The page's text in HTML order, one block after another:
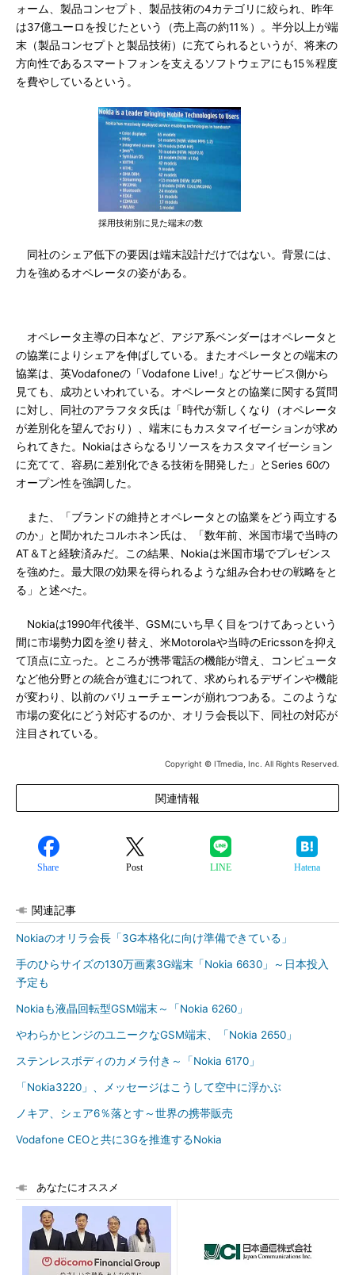
ォーム、製品コンセプト、製品技術の4カテゴリに絞られ、昨年
は37億ユーロを投じたという（売上高の約11％）。半分以上が端
末（製品コンセプトと製品技術）に充てられるというが、将来の
方向性であるスマートフォンを支えるソフトウェアにも15％程度
を費やしているという。
採用技術別に見た端末の数
同社のシェア低下の要因は端末設計だけではない。背景には、
力を強めるオペレータの姿がある。
オペレータ主導の日本など、アジア系ベンダーはオペレータと
の協業によりシェアを伸ばしている。またオペレータとの端末の
協業は、英Vodafoneの「Vodafone Live!」などサービス側から
見ても、成功といわれている。オペレータとの協業に関する質問
に対し、同社のアラフタタ氏は「時代が新しくなり（オペレータ
が差別化を望んでおり）、端末にもカスタマイゼーションが求め
られてきた。Nokiaはさらなるリソースをカスタマイゼーション
に充てて、容易に差別化できる技術を開発した」とSeries 60の
オープン性を強調した。
また、「ブランドの維持とオペレータとの協業をどう両立する
のか」と聞かれたコルホネン氏は、「数年前、米国市場で当時の
AT＆Tと経験済みだ。この結果、Nokiaは米国市場でプレゼンス
を強めた。最大限の効果を得られるような組み合わせの戦略をと
る」と述べた。
Nokiaは1990年代後半、GSMにいち早く目をつけてあっという
間に市場勢力図を塗り替え、米Motorolaや当時のEricssonを抑え
て頂点に立った。ところが携帯電話の機能が増え、コンピュータ
など他分野との統合が進むにつれて、求められるデザインや機能
が変わり、以前のバリューチェーンが崩れつつある。このような
市場の変化にどう対応するのか、オリラ会長以下、同社の対応が
注目されている。
Copyright © ITmedia, Inc. All Rights Reserved.
関連情報
Share Post LINE Hatena
関連記事
Nokiaのオリラ会長「3G本格化に向け準備できている」
手のひらサイズの130万画素3G端末「Nokia 6630」～日本投入
予定も
Nokiaも液晶回転型GSM端末～「Nokia 6260」
やわらかヒンジのユニークなGSM端末、「Nokia 2650」
ステンレスボディのカメラ付き～「Nokia 6170」
「Nokia3220」、メッセージはこうして空中に浮かぶ
ノキア、シェア6％落とす～世界の携帯販売
Vodafone CEOと共に3Gを推進するNokia
あなたにオススメ